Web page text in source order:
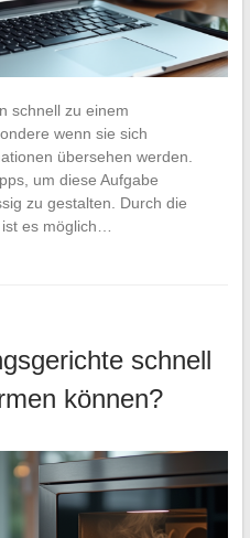
schnell zu einem
wenn sie sich
übersehen werden.
um diese Aufgabe
zu gestalten. Durch die
es möglich…
schnell
können?